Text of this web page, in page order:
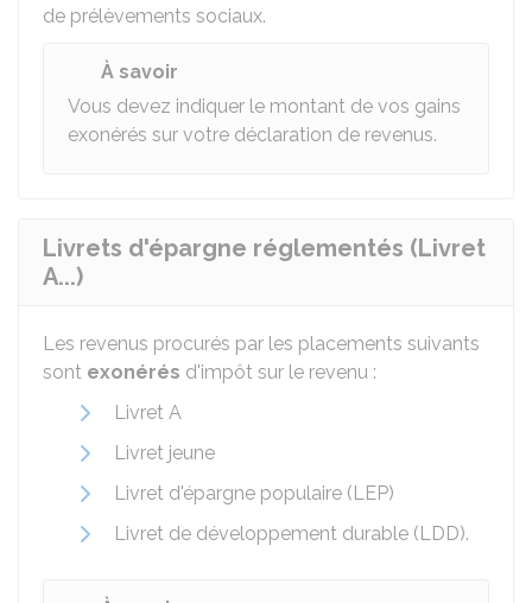
de prélèvements sociaux.
À savoir
Vous devez indiquer le montant de vos gains
exonérés sur votre déclaration de revenus.
Livrets d'épargne réglementés (Livret
A...)
Les revenus procurés par les placements suivants
sont exonérés d'impôt sur le revenu :
Livret A
Livret jeune
Livret d'épargne populaire (LEP)
Livret de développement durable (LDD).